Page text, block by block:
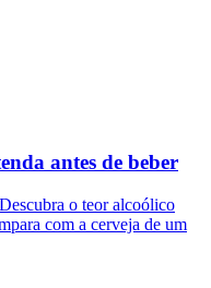
antes de beber
o teor alcoólico
com a cerveja de um